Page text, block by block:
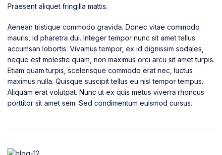
Praesent aliquet fringilla mattis.
Aenean tristique commodo gravida. Donec vitae commodo
mauris, id pharetra dui. Integer tempor nunc sit amet tellus
accumsan lobortis. Vivamus tempor, ex id dignissim sodales,
neque est molestie quam, non maximus orci arcu sit amet turpis.
Etiam quam turpis, scelerisque commodo erat nec, luctus
maximus nulla. Quisque suscipit tellus eu nisl tempor tempus.
Aliquam erat volutpat. Nunc ut ex quis metus viverra rhoncus
porttitor sit amet sem. Sed condimentum euismod cursus.